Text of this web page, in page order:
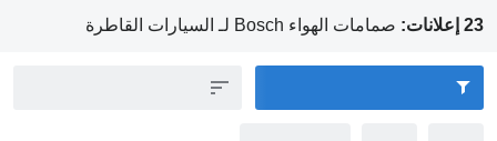
صمامات الهواء Bosch لـ السيارات القاطرة